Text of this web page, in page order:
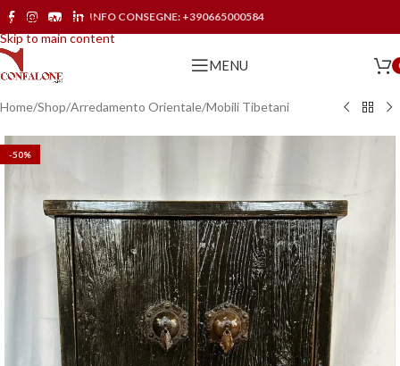
Skip to navigation
Skip to main content
INFO CONSEGNE: +390665000584
MENU
Home/Shop/Arredamento Orientale/Mobili Tibetani
-50%